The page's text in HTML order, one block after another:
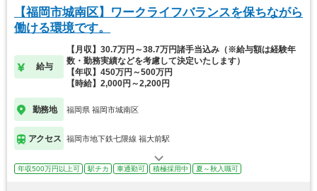
【福岡市城南区】ワークライフバランスを保ちながら
働ける環境です。
給与
【月収】30.7万円～38.7万円諸手当込み（※給与額は経験年
数・勤務実績などを考慮して決定いたします）
【年収】450万円～500万円
【時給】2,000円～2,200円
勤務地 福岡県 福岡市城南区
アクセス 福岡市地下鉄七隈線 福大前駅
年収500万円以上可 駅チカ 車通勤可 積極採用中 夏～秋入職可